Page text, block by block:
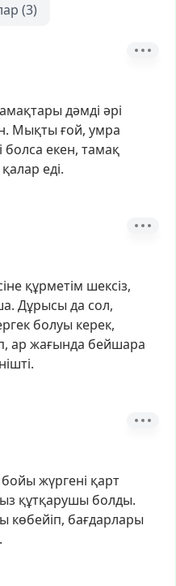
(3)
дәмді әрі
Мықты ғой, умра
болса екен, тамақ
қалар еді.
құрметім шексіз,
Дұрысы да сол,
болуы керек,
ар жағында бейшара
бойы жүргені қарт
құтқарушы болды.
көбейіп, бағдарлары